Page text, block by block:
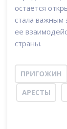
остается
стала важным
ее
страны.
ПРИГОЖИН
АРЕСТЫ